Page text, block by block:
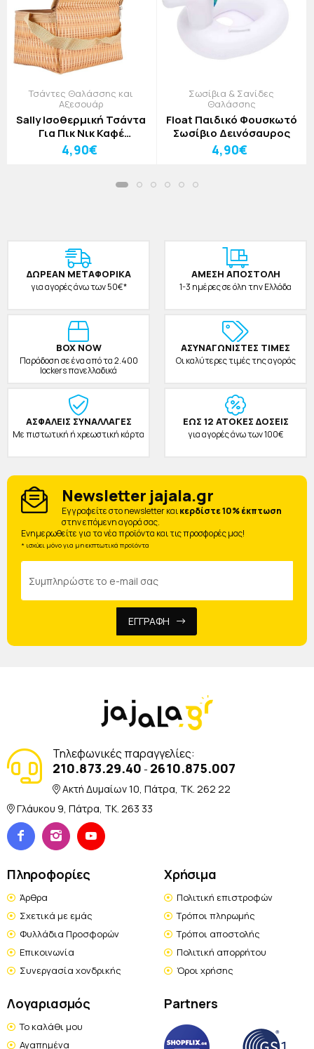
Τσάντες Θαλάσσης και
Αξεσουάρ
Sally Ισοθερμική Τσάντα
Για Πικ Νικ Καφέ
24x14x12cm
4,90€
Σωσίβια & Σανίδες
Θαλάσσης
Float Παιδικό Φουσκωτό
Σωσίβιο Δεινόσαυρος
4,90€
ΔΩΡΕAΝ ΜΕΤΑΦΟΡΙΚΑ
για αγορές άνω των 50€*
ΑΜΕΣΗ ΑΠΟΣΤΟΛΗ
1-3 ημέρες σε όλη την Ελλάδα
BOX NOW
Παράδοση σε ένα από τα 2.400
lockers πανελλαδικά
ΑΣΥΝΑΓΩΝΙΣΤΕΣ ΤΙΜΕΣ
Οι καλύτερες τιμές της αγοράς
ΑΣΦΑΛΕΙΣ ΣΥΝΑΛΛΑΓΕΣ
Με πιστωτική ή χρεωστική κάρτα
ΕΩΣ 12 ΑΤΟΚΕΣ ΔΟΣΕΙΣ
για αγορές άνω των 100€
Newsletter jajala.gr
Eγγραφείτε στο newsletter καικερδίστε 10% έκπτωση
στην επόμενη αγορά σας.
Ενημερωθείτε για τα νέα προϊόντα και τις προσφορές μας!
* ισχύει μόνο για μη εκπτωτικά προϊόντα
ΕΓΓΡΑΦΗ
Τηλεφωνικές παραγγελίες:
210.873.29.40 - 2610.875.007
Ακτή Δυμαίων 10, Πάτρα, TK. 262 22
Γλάυκου 9, Πάτρα, TK. 263 33
Πληροφορίες
Άρθρα
Σχετικά με εμάς
Φυλλάδια Προσφορών
Επικοινωνία
Συνεργασία χονδρικής
Χρήσιμα
Πολιτική επιστροφών
Τρόποι πληρωμής
Τρόποι αποστολής
Πολιτική απορρήτου
Όροι χρήσης
Λογαριασμός
Το καλάθι μου
Αγαπημένα
Partners